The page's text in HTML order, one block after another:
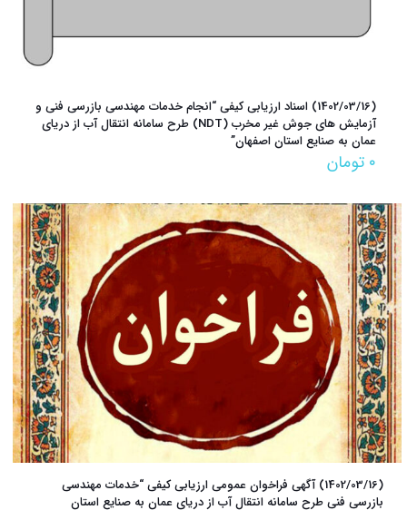
(1402/03/16) اسناد ارزیابی کیفی “انجام خدمات مهندسي بازرسي فني و
آزمايش هاي جوش غير مخرب (NDT) طرح سامانه انتقال آب از درياي
عمان به صنايع استان اصفهان”
۰ تومان
(1402/03/16) آگهی فراخوان عمومی ارزیابی کیفی “خدمات مهندسی
بازرسی فنی طرح سامانه انتقال آب از دریای عمان به صنایع استان